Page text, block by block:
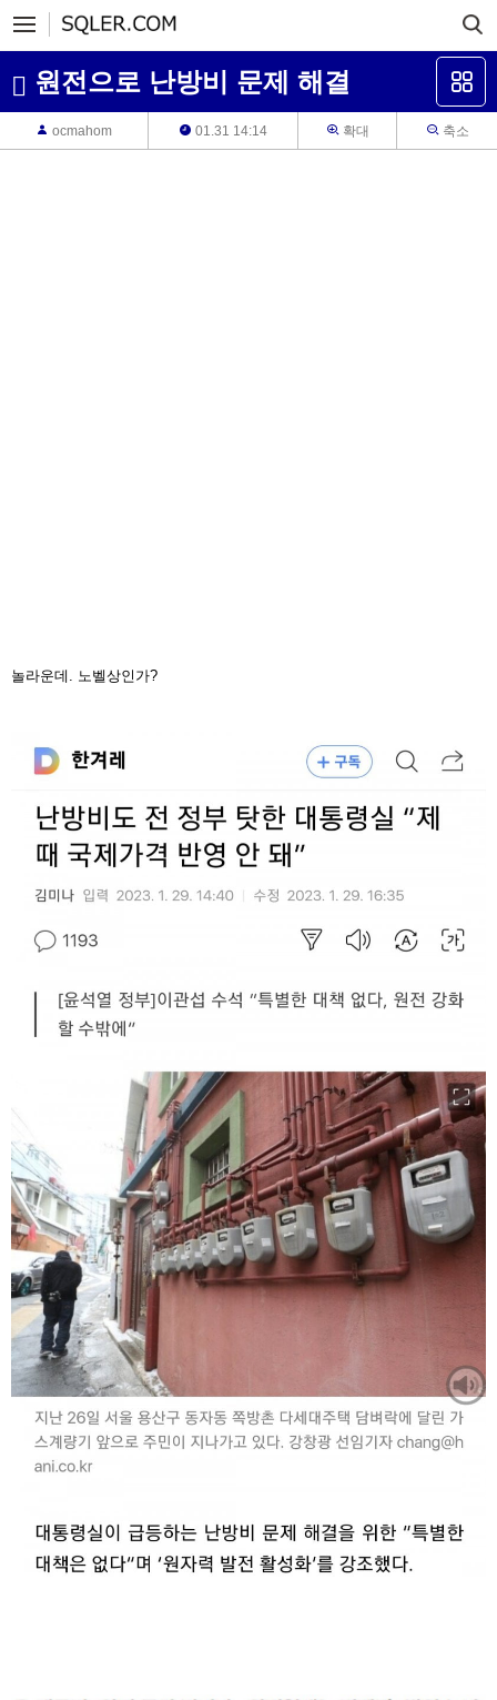
원전으로 난방비 문제 해결
ocmahom 01.31 14:14 확대 축소
놀라운데. 노벨상인가?